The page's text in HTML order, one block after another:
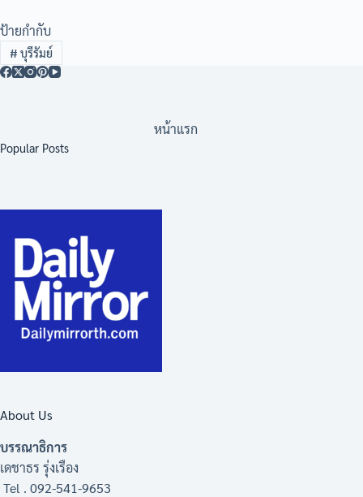
ป้ายกำกับ
# บุรีรัมย์
หน้าแรก
Popular Posts
About Us
บรรณาธิการ
เดชาธร รุ่งเรือง
Tel . 092-541-9653